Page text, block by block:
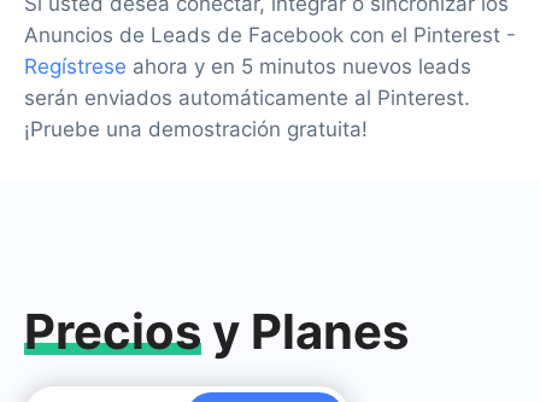
Anuncios de Leads de Facebook con el Pinterest -
Regístrese ahora y en 5 minutos nuevos leads
serán enviados automáticamente al Pinterest.
¡Pruebe una demostración gratuita!
Preciosy Planes